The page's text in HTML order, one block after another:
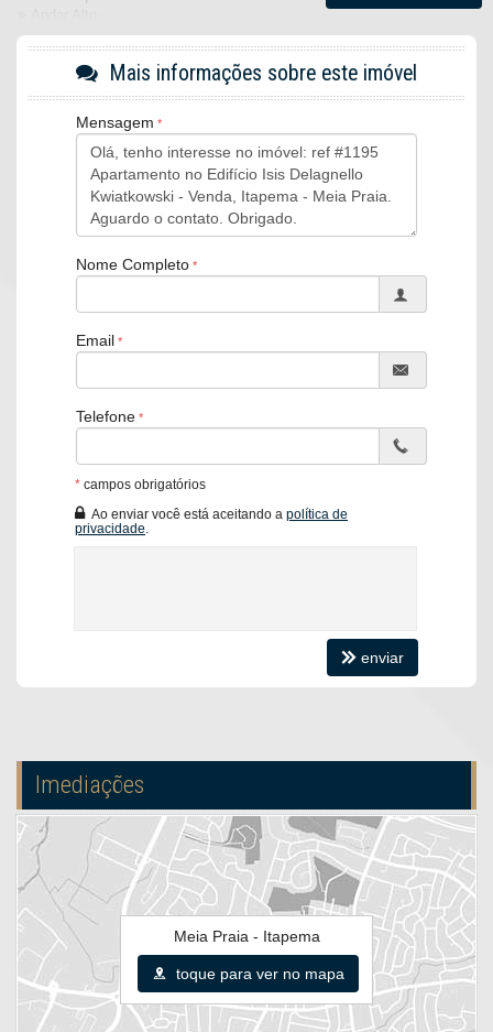
Acabamento em Gesso
Área de Serviço
Sacada / Varanda
Sacada com Churrasqueira
Sala de Estar
Sala de Jantar
Espaço Gourmet
Sacada Integrada
Sacada Técnica
Sala de TV
Piscina
Espaço Fitness
Mais informações sobre este imóvel
Mensagem
Nome Completo
Email
Telefone
* campos obrigatórios
Ao enviar você está aceitando a política de
privacidade
enviar
Imediações
Meia Praia - Itapema
toque para ver no mapa